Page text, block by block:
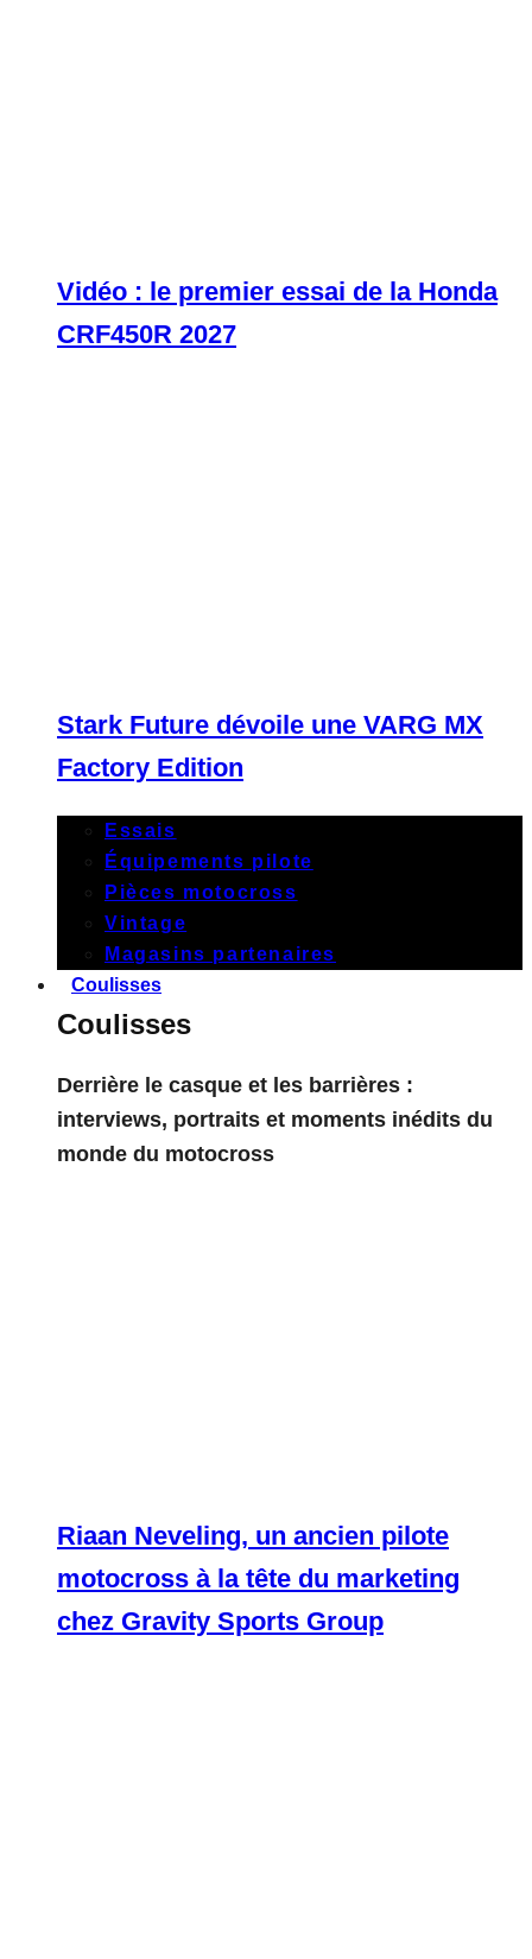
Vidéo : le premier essai de la Honda
CRF450R 2027
Stark Future dévoile une VARG MX
Factory Edition
Essais
Équipements pilote
Pièces motocross
Vintage
Magasins partenaires
Coulisses
Coulisses
Derrière le casque et les barrières :
interviews, portraits et moments inédits du
monde du motocross
Riaan Neveling, un ancien pilote
motocross à la tête du marketing
chez Gravity Sports Group